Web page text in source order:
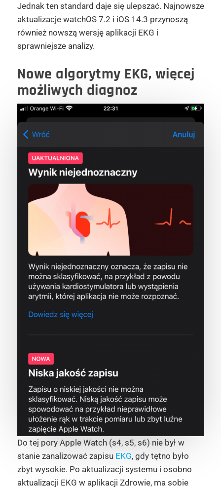
Jednak ten standard daje się ulepszać. Najnowsze
aktualizacje watchOS 7.2 i iOS 14.3 przynoszą
również nowszą wersję aplikacji EKG i
sprawniejsze analizy.
Nowe algorytmy EKG, więcej
możliwych diagnoz
Do tej pory Apple Watch (s4, s5, s6) nie był w
stanie zanalizować zapisu EKG, gdy tętno było
zbyt wysokie. Po aktualizacji systemu i osobno
aktualizacji EKG w aplikacji Zdrowie, ma sobie